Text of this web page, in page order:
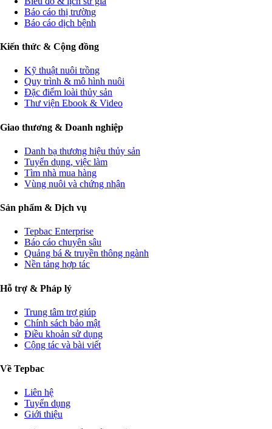
Báo cáo thị trường
Báo cáo dịch bệnh
Kiến thức & Cộng đồng
Kỹ thuật nuôi trồng
Quy trình & mô hình nuôi
Đặc điểm loài thủy sản
Thư viện Ebook & Video
Giao thương & Doanh nghiệp
Danh bạ thương hiệu thủy sản
Tuyển dụng, việc làm
Tìm nhà mua hàng
Vùng nuôi và chứng nhận
Sản phẩm & Dịch vụ
Tepbac Enterprise
Báo cáo chuyên sâu
Quảng bá & truyền thông ngành
Nền tảng hợp tác
Hỗ trợ & Pháp lý
Trung tâm trợ giúp
Chính sách bảo mật
Điều khoản sử dụng
Cộng tác và bài viết
Về Tepbac
Liên hệ
Tuyển dụng
Giới thiệu